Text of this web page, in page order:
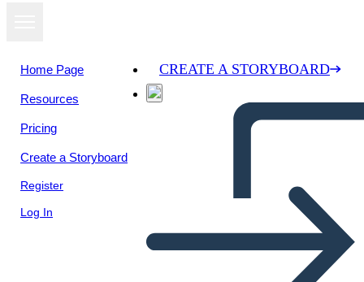
Home Page
Resources
Pricing
Create a Storyboard
Register
Log In
CREATE A STORYBOARD
View as
slideshow